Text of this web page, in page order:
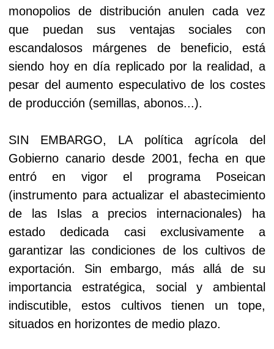
monopolios de distribución anulen cada vez
que puedan sus ventajas sociales con
escandalosos márgenes de beneficio, está
siendo hoy en día replicado por la realidad, a
pesar del aumento especulativo de los costes
de producción (semillas, abonos...).
SIN EMBARGO, LA política agrícola del
Gobierno canario desde 2001, fecha en que
entró en vigor el programa Poseican
(instrumento para actualizar el abastecimiento
de las Islas a precios internacionales) ha
estado dedicada casi exclusivamente a
garantizar las condiciones de los cultivos de
exportación. Sin embargo, más allá de su
importancia estratégica, social y ambiental
indiscutible, estos cultivos tienen un tope,
situados en horizontes de medio plazo.